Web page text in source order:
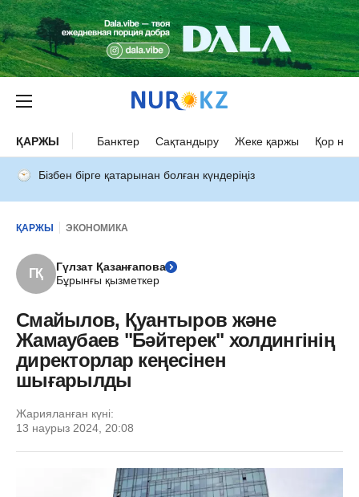
ҚАРЖЫ Банктер Сақтандыру Жеке қаржы Қор
Бізбен бірге қатарынан болған күндеріңіз
ҚАРЖЫ ЭКОНОМИКА
ГҚ
Гүлзат Қазанғапова
Бұрынғы қызметкер
Смайылов, Қуантыров және
Жамаубаев "Бәйтерек" холдингінің
директорлар кеңесінен
шығарылды
Жарияланған күні:
13 наурыз 2024, 20:08